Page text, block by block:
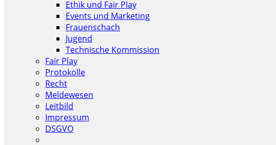
Ethik und Fair Play
Events und Marketing
Frauenschach
Jugend
Technische Kommission
Fair Play
Protokolle
Recht
Meldewesen
Leitbild
Impressum
DSGVO